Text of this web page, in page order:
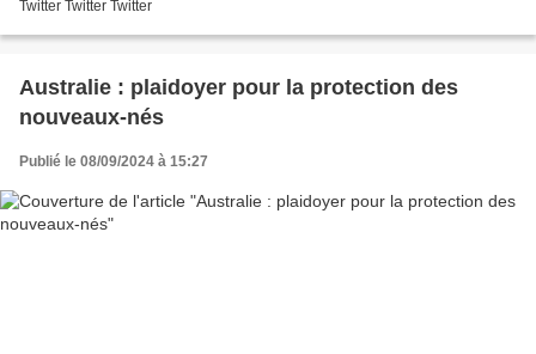
Twitter Twitter Twitter
Australie : plaidoyer pour la protection des
nouveaux-nés
Publié le 08/09/2024 à 15:27